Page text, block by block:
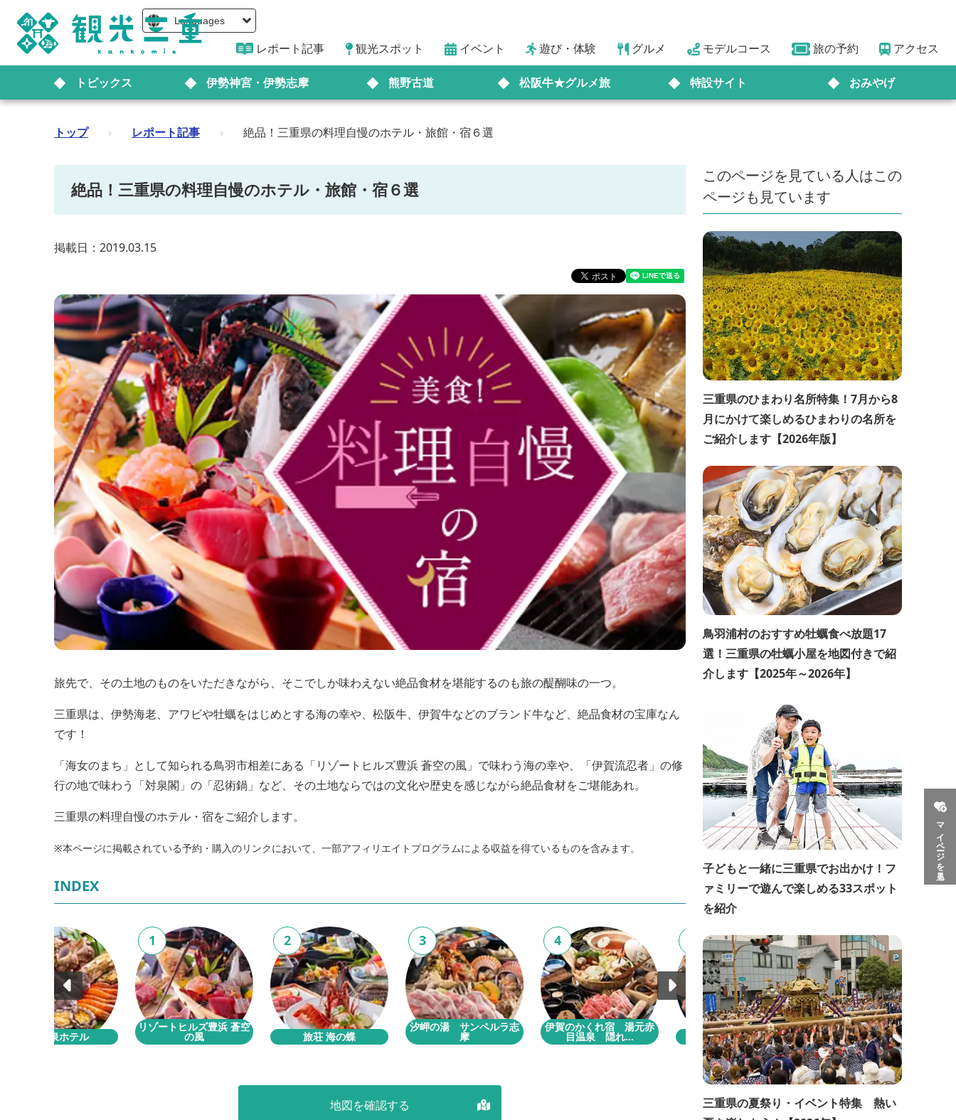
Languages
レポート記事 観光スポット イベント 遊び・体験 グルメ モデルコース 旅の予約 アクセス
トピックス 伊勢神宮・伊勢志摩 熊野古道 松阪牛★グルメ旅 特設サイト おみやげ
マイページを見る
トップ › レポート記事 › 絶品！三重県の料理自慢のホテル・旅館・宿６選
絶品！三重県の料理自慢のホテル・旅館・宿６選
掲載日：2019.03.15
旅先で、その土地のものをいただきながら、そこでしか味わえない絶品食材を堪能するのも旅の醍醐味の一つ。
三重県は、伊勢海老、アワビや牡蠣をはじめとする海の幸や、松阪牛、伊賀牛などのブランド牛など、絶品食材の宝庫なん
です！
「海女のまち」として知られる鳥羽市相差にある「リゾートヒルズ豊浜 蒼空の風」で味わう海の幸や、「伊賀流忍者」の修
行の地で味わう「対泉閣」の「忍術鍋」など、その土地ならではの文化や歴史を感じながら絶品食材をご堪能あれ。
三重県の料理自慢のホテル・宿をご紹介します。
※本ページに掲載されている予約・購入のリンクにおいて、一部アフィリエイトプログラムによる収益を得ているものを含みます。
INDEX
一楽温泉ホテル
リゾートヒルズ豊浜 蒼空
の風
1
旅荘 海の蝶
2
汐岬の湯 サンペルラ志
摩
3
伊賀のかくれ宿 湯元赤
目温泉 隠れ...
4
ホテル季の座 一楽温泉ホテル
6
地図を確認する
このページを見ている人はこの
ページも見ています
三重県のひまわり名所特集！7月から8
月にかけて楽しめるひまわりの名所を
ご紹介します【2026年版】
鳥羽浦村のおすすめ牡蠣食べ放題17
選！三重県の牡蠣小屋を地図付きで紹
介します【2025年～2026年】
子どもと一緒に三重県でお出かけ！フ
ァミリーで遊んで楽しめる33スポット
を紹介
三重県の夏祭り・イベント特集 熱い